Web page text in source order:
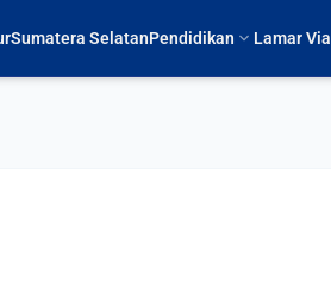
Sumatera SelatanPendidikan expand_more Lamar Via